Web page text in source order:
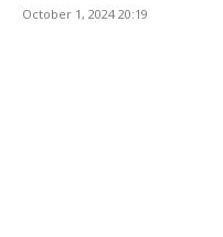
October 1, 2024 20:19